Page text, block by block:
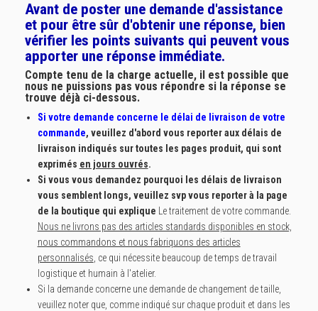
Avant de poster une demande d'assistance
et pour être sûr d'obtenir une réponse, bien
vérifier les points suivants qui peuvent vous
apporter une réponse immédiate.
Compte tenu de la charge actuelle, il est possible que
nous ne puissions pas vous répondre si la réponse se
trouve déjà ci-dessous.
Si votre demande concerne le délai de livraison de votre
commande, veuillez d'abord vous reporter aux délais de
livraison indiqués sur toutes les pages produit, qui sont
exprimés en jours ouvrés.
Si vous vous demandez pourquoi les délais de livraison
vous semblent longs, veuillez svp vous reporter à la page
de la boutique qui explique
Le traitement de votre commande.
Nous ne livrons pas des articles standards disponibles en stock,
nous commandons et nous fabriquons des articles
personnalisés , ce qui nécessite beaucoup de temps de travail
logistique et humain à l'atelier.
Si la demande concerne une demande de changement de taille,
veuillez noter que, comme indiqué sur chaque produit et dans les